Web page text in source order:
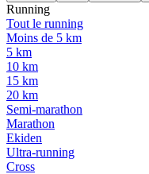
Running
Tout le running
Moins de 5 km
5 km
10 km
15 km
20 km
Semi-marathon
Marathon
Ekiden
Ultra-running
Cross